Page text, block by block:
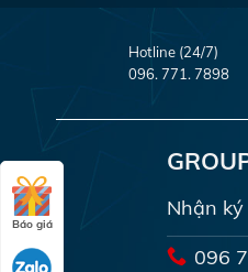
Hotline (24/7)
096. 771. 7898
Nhận
096
Báo giá